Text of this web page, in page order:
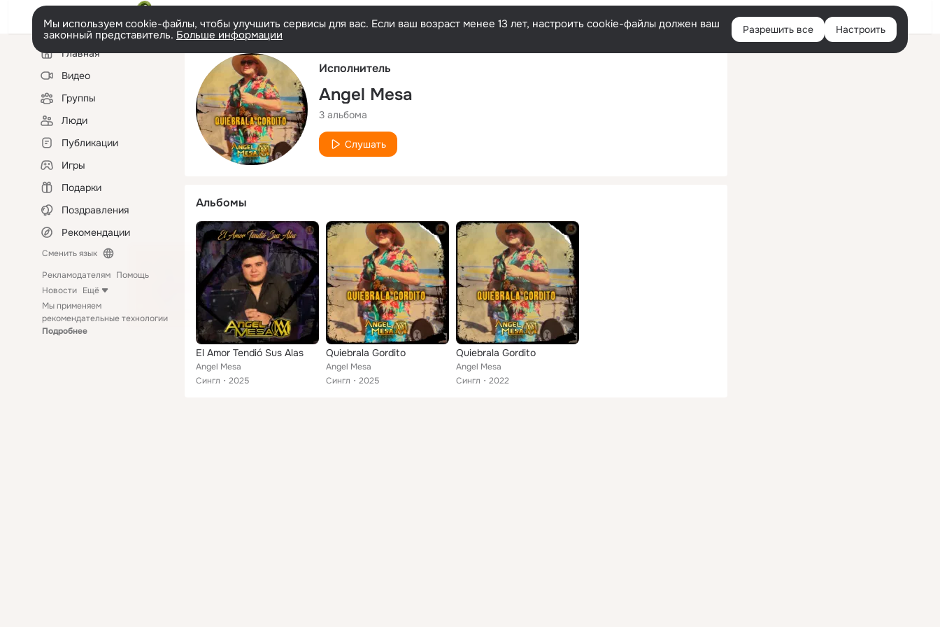
Русский Войти
Мы используем cookie-файлы, чтобы улучшить сервисы для вас. Если ваш возраст менее 13 лет, настроить cookie-файлы должен ваш
законный представитель. Больше информации Разрешить все Настроить
Левая
колонкаГлавная
Видео
Группы
Люди
Публикации
Игры
Подарки
Поздравления
Рекомендации
Сменить язык
Рекламодателям Помощь
Новости Ещё
Мы применяем
рекомендательные технологии
Подробнее
Исполнитель
Angel Mesa
3 альбома
Слушать
Альбомы
El Amor Tendió Sus Alas
Angel Mesa
Сингл
2025
Quiebrala Gordito
Angel Mesa
Сингл
2025
Quiebrala Gordito
Angel Mesa
Сингл
2022